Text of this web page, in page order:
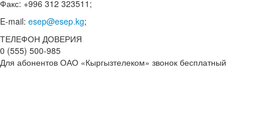
Факс: +996 312 323511;
E-mail: esep@esep.kg;
ТЕЛЕФОН ДОВЕРИЯ
0 (555) 500-985
Для абонентов ОАО «Кыргызтелеком» звонок бесплатный